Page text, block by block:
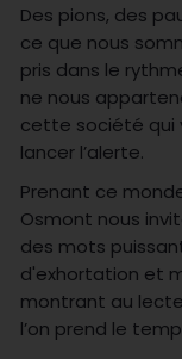
Des pions, des
ce que nous
pris dans le
ne nous
cette société qui
lancer l’alerte.
Prenant ce
Osmont nous
des mots
d'exhortation et
montrant au
l’on prend le